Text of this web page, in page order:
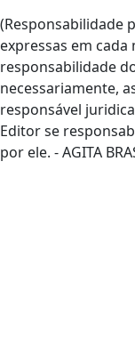
(Responsabilidade
expressas em
responsabilidade
necessariamente,
responsável
Editor se
por ele. - AGITA